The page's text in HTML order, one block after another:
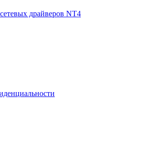
драйверов NT4